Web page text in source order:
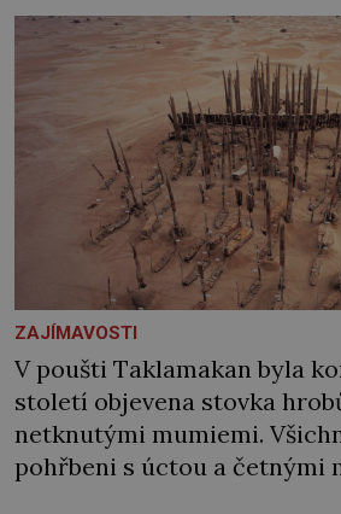
ZAJÍMAVOSTI
V poušti Taklamakan byla
století objevena stovka
netknutými mumiemi.
pohřbeni s úctou a četnými